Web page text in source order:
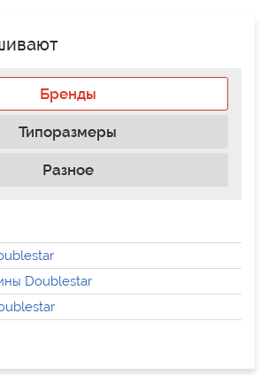
Бренды
Типоразмеры
Разное
Doublestar